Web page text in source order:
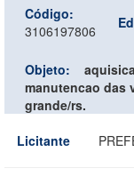
Código:
3106197806
Objeto:
manutencao das
grande/rs.
Licitante